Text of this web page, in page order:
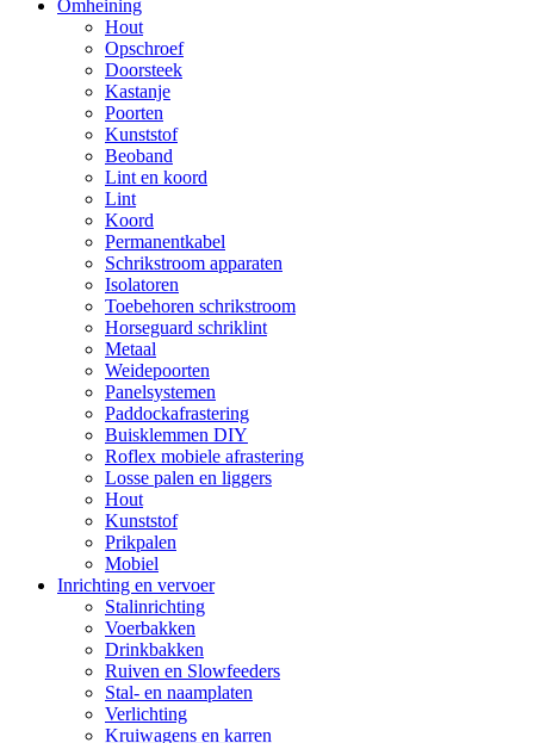
Omheining
Hout
Opschroef
Doorsteek
Kastanje
Poorten
Kunststof
Beoband
Lint en koord
Lint
Koord
Permanentkabel
Schrikstroom apparaten
Isolatoren
Toebehoren schrikstroom
Horseguard schriklint
Metaal
Weidepoorten
Panelsystemen
Paddockafrastering
Buisklemmen DIY
Roflex mobiele afrastering
Losse palen en liggers
Hout
Kunststof
Prikpalen
Mobiel
Inrichting en vervoer
Stalinrichting
Voerbakken
Drinkbakken
Ruiven en Slowfeeders
Stal- en naamplaten
Verlichting
Kruiwagens en karren